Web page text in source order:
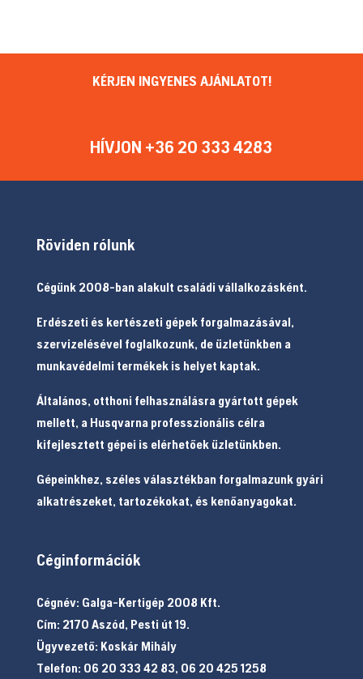
KÉRJEN INGYENES AJÁNLATOT!
HÍVJON +36 20 333 4283
Röviden rólunk
Cégünk 2008-ban alakult családi vállalkozásként.
Erdészeti és kertészeti gépek forgalmazásával,
szervizelésével foglalkozunk, de üzletünkben a
munkavédelmi termékek is helyet kaptak.
Általános, otthoni felhasználásra gyártott gépek
mellett, a Husqvarna professzionális célra
kifejlesztett gépei is elérhetőek üzletünkben.
Gépeinkhez, széles választékban forgalmazunk gyári
alkatrészeket, tartozékokat, és kenőanyagokat.
Céginformációk
Cégnév: Galga-Kertigép 2008 Kft.
Cím: 2170 Aszód, Pesti út 19.
Ügyvezető: Koskár Mihály
Telefon: 06 20 333 42 83, 06 20 425 1258